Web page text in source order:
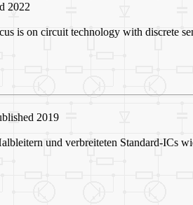
2022
is on circuit technology with discrete
2019
und verbreiteten Standard-ICs